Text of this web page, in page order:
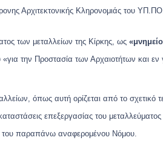
Αρχιτεκτονικής Κληρονομιάς του ΥΠ.ΠΟ.
των μεταλλείων της Κίρκης, ως
την Προστασία των Αρχαιοτήτων και εν
όπως αυτή ορίζεται από το σχετικό
επεξεργασίας του
του παραπάνω αναφερομένου Νόμου.